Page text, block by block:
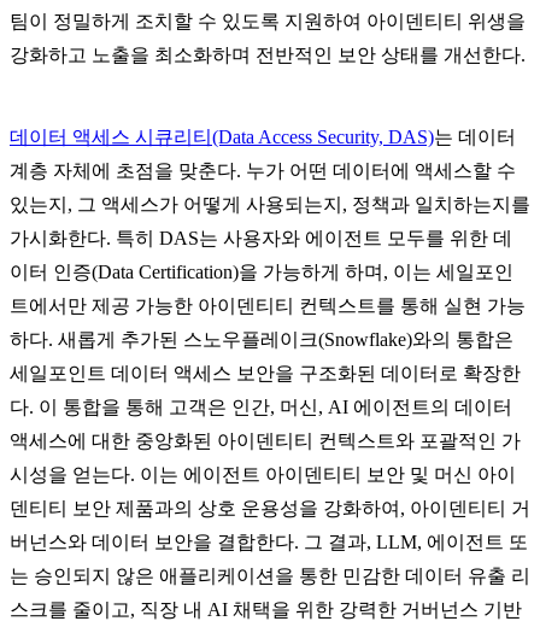
팀이 정밀하게 조치할 수 있도록 지원하여 아이덴티티 위생을
강화하고 노출을 최소화하며 전반적인 보안 상태를 개선한다.
데이터 액세스 시큐리티(Data Access Security, DAS)는 데이터
계층 자체에 초점을 맞춘다. 누가 어떤 데이터에 액세스할 수
있는지, 그 액세스가 어떻게 사용되는지, 정책과 일치하는지를
가시화한다. 특히 DAS는 사용자와 에이전트 모두를 위한 데
이터 인증(Data Certification)을 가능하게 하며, 이는 세일포인
트에서만 제공 가능한 아이덴티티 컨텍스트를 통해 실현 가능
하다. 새롭게 추가된 스노우플레이크(Snowflake)와의 통합은
세일포인트 데이터 액세스 보안을 구조화된 데이터로 확장한
다. 이 통합을 통해 고객은 인간, 머신, AI 에이전트의 데이터
액세스에 대한 중앙화된 아이덴티티 컨텍스트와 포괄적인 가
시성을 얻는다. 이는 에이전트 아이덴티티 보안 및 머신 아이
덴티티 보안 제품과의 상호 운용성을 강화하여, 아이덴티티 거
버넌스와 데이터 보안을 결합한다. 그 결과, LLM, 에이전트 또
는 승인되지 않은 애플리케이션을 통한 민감한 데이터 유출 리
스크를 줄이고, 직장 내 AI 채택을 위한 강력한 거버넌스 기반